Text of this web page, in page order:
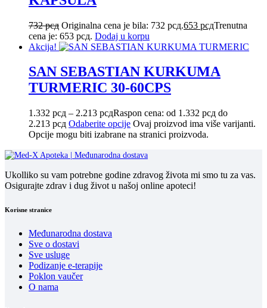
732рсд Originalna cena je bila: 732 рсд.653 рсдTrenutna
cena je: 653 рсд. Dodaj u korpu
Akcija!
SAN SEBASTIAN KURKUMA
TURMERIC 30-60CPS
1.332 рсд – 2.213 рсдRaspon cena: od 1.332 рсд do
2.213 рсд Odaberite opcije Ovaj proizvod ima više varijanti.
Opcije mogu biti izabrane na stranici proizvoda.
Ukolliko su vam potrebne godine zdravog života mi smo tu za vas.
Osigurajte zdrav i dug život u našoj online apoteci!
Korisne stranice
Međunarodna dostava
Sve o dostavi
Sve usluge
Podizanje e-terapije
Poklon vaučer
O nama